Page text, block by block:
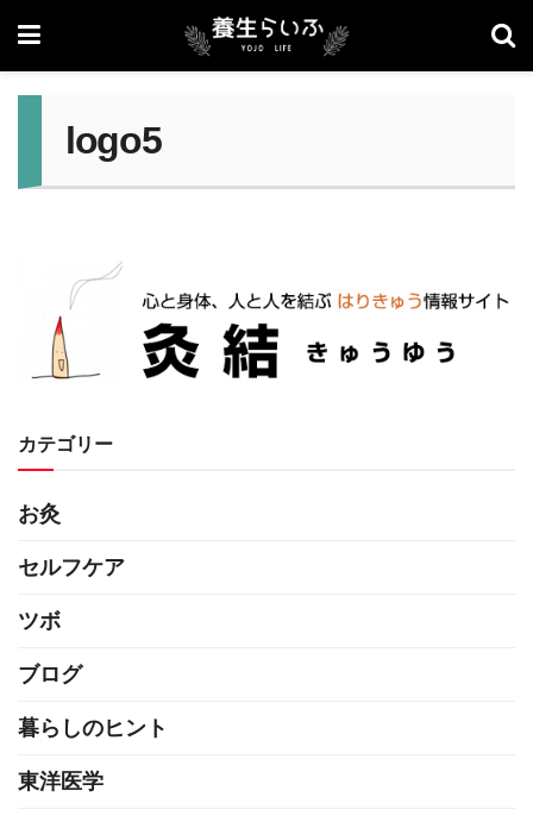
logo5
カテゴリー
お灸
セルフケア
ツボ
ブログ
暮らしのヒント
東洋医学